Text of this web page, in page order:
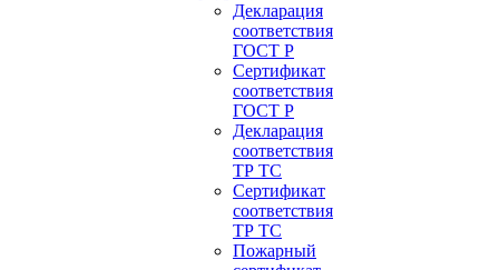
Декларация
соответствия
ГОСТ Р
Сертификат
соответствия
ГОСТ Р
Декларация
соответствия
ТР ТС
Сертификат
соответствия
ТР ТС
Пожарный